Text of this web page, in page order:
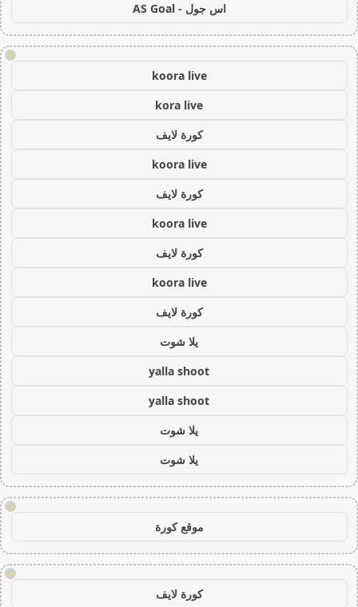
اس جول - AS Goal
!
koora live
kora live
كورة لايف
koora live
كورة لايف
koora live
كورة لايف
koora live
كورة لايف
يلا شوت
yalla shoot
yalla shoot
يلا شوت
يلا شوت
!
موقع كورة
!
كورة لايف